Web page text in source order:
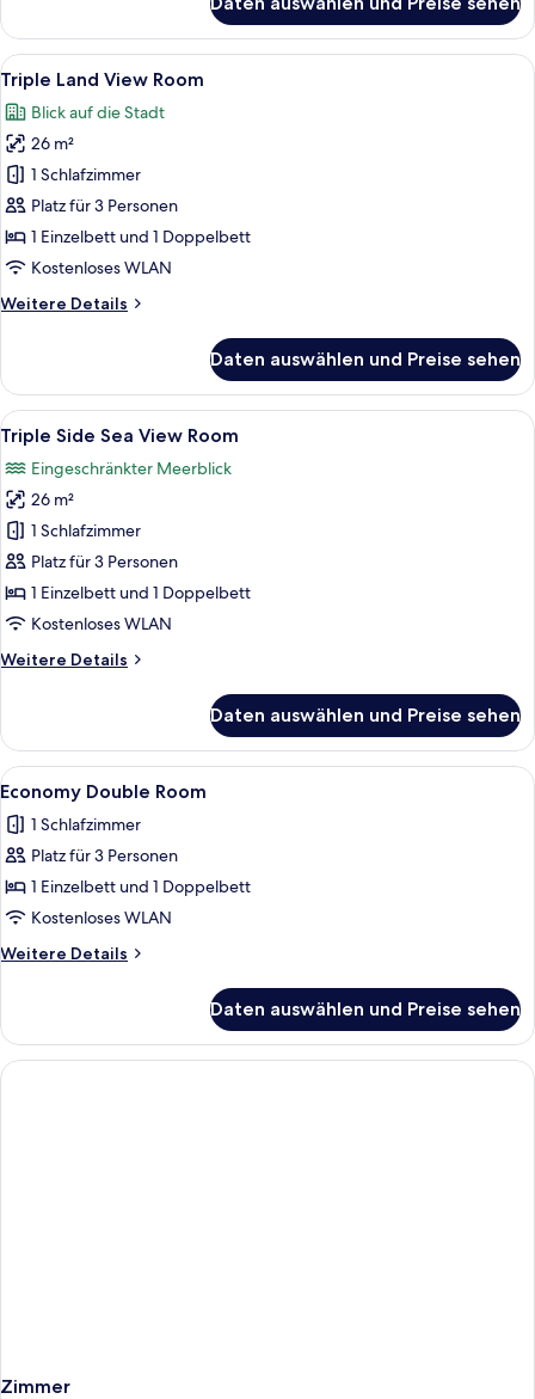
Beatrix
with
Jakuzzi
Alle
Fotos
für
Triple
Land
View
Room
anzeigen
Kostenlose Minibar, Zimmersafe,
6
Triple Land View Room
Blick auf die Stadt
26 m²
1 Schlafzimmer
Platz für 3 Personen
1 Einzelbett und 1 Doppelbett
Kostenloses WLAN
Weitere Details
Weitere
Land
View
Room
Daten auswählen und Preise sehen
Alle
Fotos
für
Triple
Side
Sea
View
Room
Kostenlose Minibar, Zimmersafe,
5
Triple Side Sea View Room
Eingeschränkter Meerblick
26 m²
1 Schlafzimmer
Platz für 3 Personen
1 Einzelbett und 1 Doppelbett
Kostenloses WLAN
Weitere Details
Weitere
Side
Sea
View
Daten auswählen und Preise sehen
Alle
Fotos
für
Economy
Double
Room
anzeigen
Kostenlose Minibar, Zimmersafe,
4
Economy Double Room
1 Schlafzimmer
Platz für 3 Personen
1 Einzelbett und 1 Doppelbett
Kostenloses WLAN
Weitere Details
Weitere
Double
Room
Daten auswählen und Preise sehen
Zimmer